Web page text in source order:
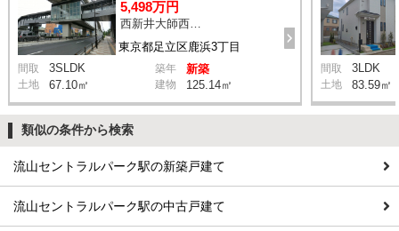
東京都足立区鹿浜3丁目
5,498万円
西新井大師西駅 鹿浜三丁目交差点 バス14分 停歩4分
間取 3SLDK 築年 新築
土地 67.10㎡ 建物 125.14㎡
間取 3LDK
土地 83.59㎡
類似の条件から検索
流山セントラルパーク駅の新築戸建て
流山セントラルパーク駅の中古戸建て